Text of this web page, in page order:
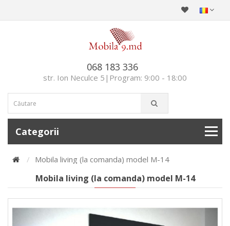
068 183 336
str. Ion Neculce 5|Program: 9:00 - 18:00
Categorii
Mobila living (la comanda) model М-14
Mobila living (la comanda) model М-14